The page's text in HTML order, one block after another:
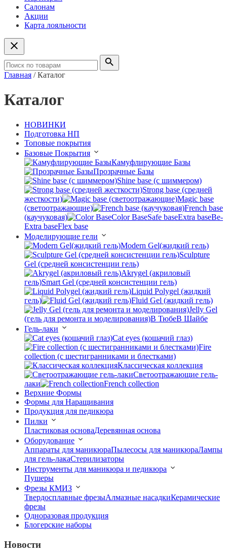
Салонам
Акции
Карта лояльности
Главная / Каталог
Каталог
НОВИНКИ
Подготовка НП
Топовые покрытия
Базовые Покрытия
Камуфлирующие Базы
Прозрачные Базы
Shine base (с шиммером)
Strong base (средней
жесткости)
Magic base
(светоотражающие)
French base
(каучуковая)
Color BaseSafe baseExtra baseBe-
Extra baseFlex base
Моделирующие гели
Modern Gel(жидкий гель)
Sculpture
Gel (средней консистенции гель)
Akrygel (акриловый
гель)Smart Gel (средней консистенции гель)
Liquid Polygel (жидкий
гель)
Fluid Gel (жидкий гель)
Jelly Gel
(гель для ремонта и моделирования)В ТюбеВ Шайбе
Гель-лаки
Cat eyes (кошачий глаз)
Fire
collection (с шестигранниками и блестками)
Классическая коллекция
Светоотражающие гель-
лаки
French collection
Верхние Формы
Формы для Наращивания
Продукция для педикюра
Пилки
Пластиковая основаДеревянная основа
Оборудование
Аппараты для маникюраПылесосы для маникюраЛампы
для гель-лакаСтерилизаторы
Инструменты для маникюра и педикюра
Пушеры
Фрезы КМИЗ
Твердосплавные фрезыАлмазные насадкиКерамические
фрезы
Одноразовая продукция
Блогерские наборы
Новости